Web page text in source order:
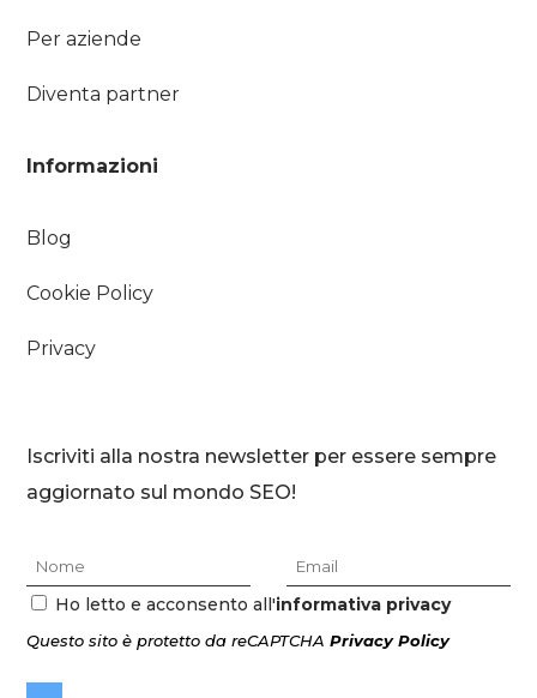
Per aziende
Diventa partner
Informazioni
Blog
Cookie Policy
Privacy
Iscriviti alla nostra newsletter per essere sempre
aggiornato sul mondo SEO!
Ho letto e acconsento all'informativa privacy
Questo sito è protetto da reCAPTCHAPrivacy Policy